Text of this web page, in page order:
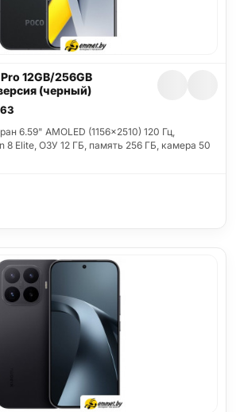
12GB/256GB
(черный)
6.59" AMOLED (1156x2510) 120 Гц,
8 Elite, ОЗУ 12 ГБ, память 256 ГБ, камера 50